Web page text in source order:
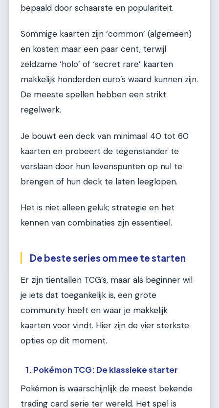
bepaald door schaarste en populariteit.
Sommige kaarten zijn ‘common’ (algemeen)
en kosten maar een paar cent, terwijl
zeldzame ‘holo’ of ‘secret rare’ kaarten
makkelijk honderden euro’s waard kunnen zijn.
De meeste spellen hebben een strikt
regelwerk.
Je bouwt een deck van minimaal 40 tot 60
kaarten en probeert de tegenstander te
verslaan door hun levenspunten op nul te
brengen of hun deck te laten leeglopen.
Het is niet alleen geluk; strategie en het
kennen van combinaties zijn essentieel.
De beste series om mee te starten
Er zijn tientallen TCG’s, maar als beginner wil
je iets dat toegankelijk is, een grote
community heeft en waar je makkelijk
kaarten voor vindt. Hier zijn de vier sterkste
opties op dit moment.
1. Pokémon TCG: De klassieke starter
Pokémon is waarschijnlijk de meest bekende
trading card serie ter wereld. Het spel is